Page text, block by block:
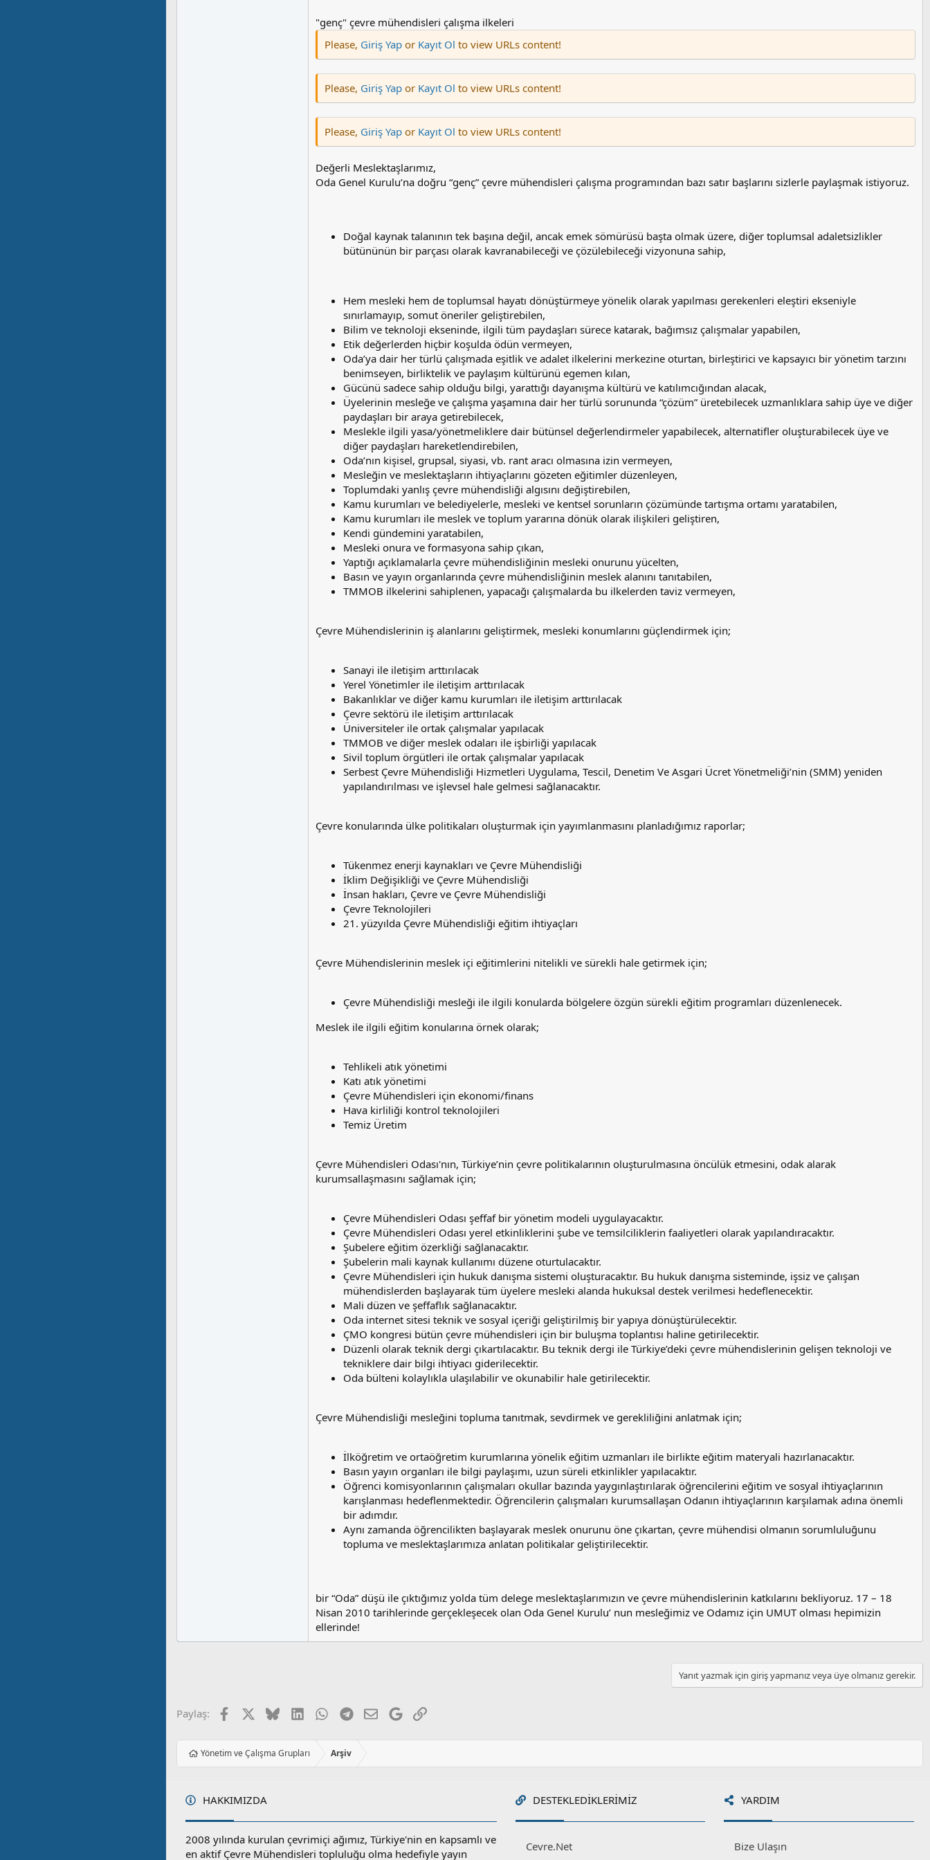
"genç" çevre mühendisleri çalışma ilkeleri
Please, Giriş Yap or Kayıt Ol to view URLs content!
Please, Giriş Yap or Kayıt Ol to view URLs content!
Please, Giriş Yap or Kayıt Ol to view URLs content!
Değerli Meslektaşlarımız,
Oda Genel Kurulu’na doğru “genç” çevre mühendisleri çalışma programından bazı satır başlarını sizlerle paylaşmak istiyoruz.
Doğal kaynak talanının tek başına değil, ancak emek sömürüsü başta olmak üzere, diğer toplumsal adaletsizlikler
bütününün bir parçası olarak kavranabileceği ve çözülebileceği vizyonuna sahip,
Hem mesleki hem de toplumsal hayatı dönüştürmeye yönelik olarak yapılması gerekenleri eleştiri ekseniyle
sınırlamayıp, somut öneriler geliştirebilen,
Bilim ve teknoloji ekseninde, ilgili tüm paydaşları sürece katarak, bağımsız çalışmalar yapabilen,
Etik değerlerden hiçbir koşulda ödün vermeyen,
Oda’ya dair her türlü çalışmada eşitlik ve adalet ilkelerini merkezine oturtan, birleştirici ve kapsayıcı bir yönetim tarzını
benimseyen, birliktelik ve paylaşım kültürünü egemen kılan,
Gücünü sadece sahip olduğu bilgi, yarattığı dayanışma kültürü ve katılımcığından alacak,
Üyelerinin mesleğe ve çalışma yaşamına dair her türlü sorununda “çözüm” üretebilecek uzmanlıklara sahip üye ve diğer
paydaşları bir araya getirebilecek,
Meslekle ilgili yasa/yönetmeliklere dair bütünsel değerlendirmeler yapabilecek, alternatifler oluşturabilecek üye ve
diğer paydaşları hareketlendirebilen,
Oda’nın kişisel, grupsal, siyasi, vb. rant aracı olmasına izin vermeyen,
Mesleğin ve meslektaşların ihtiyaçlarını gözeten eğitimler düzenleyen,
Toplumdaki yanlış çevre mühendisliği algısını değiştirebilen,
Kamu kurumları ve belediyelerle, mesleki ve kentsel sorunların çözümünde tartışma ortamı yaratabilen,
Kamu kurumları ile meslek ve toplum yararına dönük olarak ilişkileri geliştiren,
Kendi gündemini yaratabilen,
Mesleki onura ve formasyona sahip çıkan,
Yaptığı açıklamalarla çevre mühendisliğinin mesleki onurunu yücelten,
Basın ve yayın organlarında çevre mühendisliğinin meslek alanını tanıtabilen,
TMMOB ilkelerini sahiplenen, yapacağı çalışmalarda bu ilkelerden taviz vermeyen,
Çevre Mühendislerinin iş alanlarını geliştirmek, mesleki konumlarını güçlendirmek için;
Sanayi ile iletişim arttırılacak
Yerel Yönetimler ile iletişim arttırılacak
Bakanlıklar ve diğer kamu kurumları ile iletişim arttırılacak
Çevre sektörü ile iletişim arttırılacak
Üniversiteler ile ortak çalışmalar yapılacak
TMMOB ve diğer meslek odaları ile işbirliği yapılacak
Sivil toplum örgütleri ile ortak çalışmalar yapılacak
Serbest Çevre Mühendisliği Hizmetleri Uygulama, Tescil, Denetim Ve Asgari Ücret Yönetmeliği’nin (SMM) yeniden
yapılandırılması ve işlevsel hale gelmesi sağlanacaktır.
Çevre konularında ülke politikaları oluşturmak için yayımlanmasını planladığımız raporlar;
Tükenmez enerji kaynakları ve Çevre Mühendisliği
İklim Değişikliği ve Çevre Mühendisliği
İnsan hakları, Çevre ve Çevre Mühendisliği
Çevre Teknolojileri
21. yüzyılda Çevre Mühendisliği eğitim ihtiyaçları
Çevre Mühendislerinin meslek içi eğitimlerini nitelikli ve sürekli hale getirmek için;
Çevre Mühendisliği mesleği ile ilgili konularda bölgelere özgün sürekli eğitim programları düzenlenecek.
Meslek ile ilgili eğitim konularına örnek olarak;
Tehlikeli atık yönetimi
Katı atık yönetimi
Çevre Mühendisleri için ekonomi/finans
Hava kirliliği kontrol teknolojileri
Temiz Üretim
Çevre Mühendisleri Odası'nın, Türkiye’nin çevre politikalarının oluşturulmasına öncülük etmesini, odak alarak
kurumsallaşmasını sağlamak için;
Çevre Mühendisleri Odası şeffaf bir yönetim modeli uygulayacaktır.
Çevre Mühendisleri Odası yerel etkinliklerini şube ve temsilciliklerin faaliyetleri olarak yapılandıracaktır.
Şubelere eğitim özerkliği sağlanacaktır.
Şubelerin mali kaynak kullanımı düzene oturtulacaktır.
Çevre Mühendisleri için hukuk danışma sistemi oluşturacaktır. Bu hukuk danışma sisteminde, işsiz ve çalışan
mühendislerden başlayarak tüm üyelere mesleki alanda hukuksal destek verilmesi hedeflenecektir.
Mali düzen ve şeffaflık sağlanacaktır.
Oda internet sitesi teknik ve sosyal içeriği geliştirilmiş bir yapıya dönüştürülecektir.
ÇMO kongresi bütün çevre mühendisleri için bir buluşma toplantısı haline getirilecektir.
Düzenli olarak teknik dergi çıkartılacaktır. Bu teknik dergi ile Türkiye’deki çevre mühendislerinin gelişen teknoloji ve
tekniklere dair bilgi ihtiyacı giderilecektir.
Oda bülteni kolaylıkla ulaşılabilir ve okunabilir hale getirilecektir.
Çevre Mühendisliği mesleğini topluma tanıtmak, sevdirmek ve gerekliliğini anlatmak için;
İlköğretim ve ortaöğretim kurumlarına yönelik eğitim uzmanları ile birlikte eğitim materyali hazırlanacaktır.
Basın yayın organları ile bilgi paylaşımı, uzun süreli etkinlikler yapılacaktır.
Öğrenci komisyonlarının çalışmaları okullar bazında yaygınlaştırılarak öğrencilerini eğitim ve sosyal ihtiyaçlarının
karışlanması hedeflenmektedir. Öğrencilerin çalışmaları kurumsallaşan Odanın ihtiyaçlarının karşılamak adına önemli
bir adımdır.
Aynı zamanda öğrencilikten başlayarak meslek onurunu öne çıkartan, çevre mühendisi olmanın sorumluluğunu
topluma ve meslektaşlarımıza anlatan politikalar geliştirilecektir.
bir “Oda” düşü ile çıktığımız yolda tüm delege meslektaşlarımızın ve çevre mühendislerinin katkılarını bekliyoruz. 17 – 18
Nisan 2010 tarihlerinde gerçekleşecek olan Oda Genel Kurulu’ nun mesleğimiz ve Odamız için UMUT olması hepimizin
ellerinde!
Yanıt yazmak için giriş yapmanız veya üye olmanız gerekir.
Paylaş: Facebook BlueskyLinkedInWhatsApp
Telegram
E-postaGoogleLink
Yönetim ve Çalışma Grupları Arşiv
HAKKIMIZDA
2008 yılında kurulan çevrimiçi ağımız, Türkiye'nin en kapsamlı ve
en aktif Çevre Mühendisleri topluluğu olma hedefiyle yayın
DESTEKLEDIKLERIMIZ
Cevre.Net
YARDIM
Bize Ulaşın